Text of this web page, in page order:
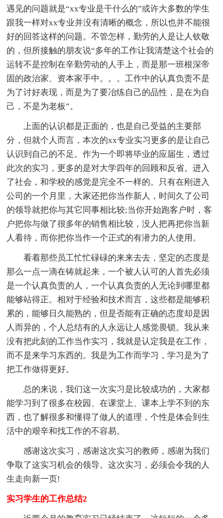
遇见的问题就是“xx专业是干什么的”或许大多数的学生
跟我一样对xx专业并没有清晰的概念，所以也并不能很
好的回答这样的问题。不管怎样，勤劳的人是让人钦敬
的，但所接触的朋友说“多年的工作让我清楚这个社会的
运转不是控制在辛勤劳动的人手上，而是那一班根深帝
固的政治家、资本家手中。。。工作中的认真负责不是
为了讨好表现，而是为了要冶练自己的品性，是在为自
己，不是为老板”。
上面的认识都是正面的，也是自己受益的主要部
分，但就个人而言，本次的xx专业实习更多的是让自己
认识到自己的不足。作为一个即将毕业的应届生，透过
此次的实习，更多的是对大学四年的回顾和反省。进入
了社会，和学校的感觉是完全不一样的。只有在刚进入
公司的一个月里，大家还把你当作新人，时间久了公司
的领导就把你与其它同事相比较;当你开始跑客户时，客
户把你与做了很多年的销售相比较，没人把再把你当新
人看待，而你把你当作一个正式的有潜力的人使用。
看着那些员工忙忙碌碌的来来去去，坚定的态度是
那么一点一滴在铸就起来，一个被人认可的人首先必须
是一个认真负责的人，一个认真负责的人无论到哪里都
能够站得正。相对于经验和技术而言，这些都是能够积
累的，能够日久能熟的，但是否能有正确的态度却是因
人而异的，个人总结有的人永远让人感觉畏锁。我从来
没有把此刻的工作当作实习，我就是认定我是在工作，
而不是来学习东西的。我是为工作而学习，学习是为了
把工作做得更好。
总的来说，我们这一次实习是比较成功的，大家都
能学习到了很多在校园、在课堂上、课本上学不到的东
西，也了解很多和懂得了做人的道理，个性是体会到生
活中的艰辛和找工作的不容易。
感谢这次实习，感谢这次实习的教师，感谢为我们
争取了这实习机会的领导。这次实习，必须会令我的人
生走向新一页!
实习学生的工作总结2